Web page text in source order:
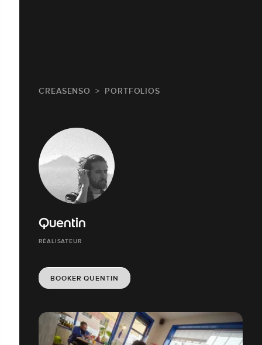
CREASENSO PORTFOLIOS
Quentin
RÉALISATEUR
BOOKER QUENTIN